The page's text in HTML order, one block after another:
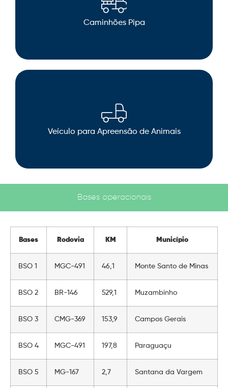
Caminhões Pipa
Veículo para Apreensão de Animais
Bases operacionais
Bases Rodovia KM Município
BSO 1 MGC-491 46,1 Monte Santo de Minas
BSO 2 BR-146 529,1 Muzambinho
BSO 3 CMG-369 153,9 Campos Gerais
BSO 4 MGC-491 197,8 Paraguaçu
BSO 5 MG-167 2,7 Santana da Vargem